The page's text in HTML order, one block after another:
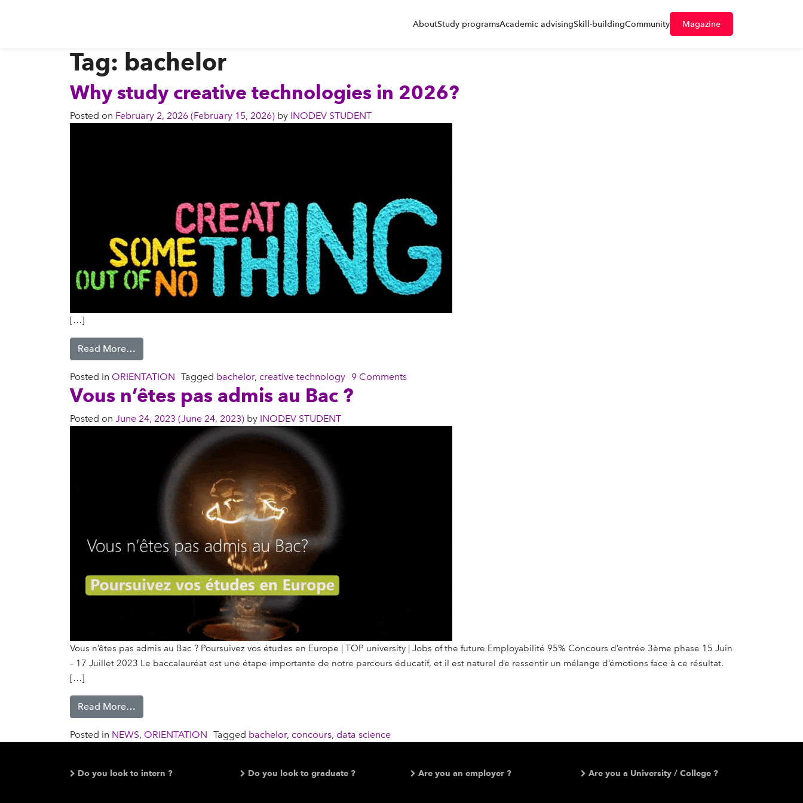
AboutStudy programsAcademic advisingSkill-buildingCommunity Magazine
Tag: bachelor
Why study creative technologies in 2026?
Posted on February 2, 2026 (February 15, 2026) by INODEV STUDENT
[…]
Read More…
Posted in ORIENTATION Tagged bachelor, creative technology 9 Comments
Vous n’êtes pas admis au Bac ?
Posted on June 24, 2023 (June 24, 2023) by INODEV STUDENT
Vous n’êtes pas admis au Bac ? Poursuivez vos études en Europe | TOP university | Jobs of the future Employabilité 95% Concours d’entrée 3ème phase 15 Juin
– 17 Juillet 2023 Le baccalauréat est une étape importante de notre parcours éducatif, et il est naturel de ressentir un mélange d’émotions face à ce résultat.
[…]
Read More…
Posted in NEWS, ORIENTATION Tagged bachelor, concours, data science
Do you look to intern ? Do you look to graduate ? Are you an employer ? Are you a University / College ?